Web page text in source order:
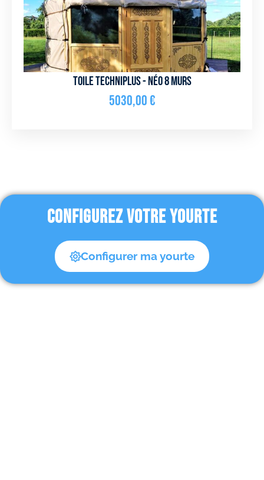
Toile Techniplus - NÉO 8 murs
5030,00€
CONFIGUREZ VOTRE YOURTE
Configurer ma yourte